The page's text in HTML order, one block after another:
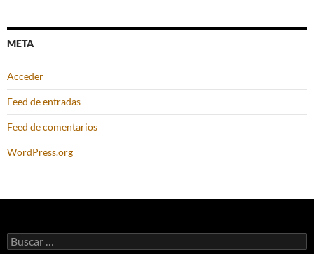
META
Acceder
Feed de entradas
Feed de comentarios
WordPress.org
Buscar: